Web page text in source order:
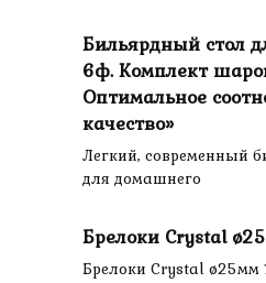
Бильярдный стол
6ф. Комплект
Оптимальное
качество»
Легкий, современный
для домашнего
Брелоки Crystal
Брелоки Crystal ø25мм